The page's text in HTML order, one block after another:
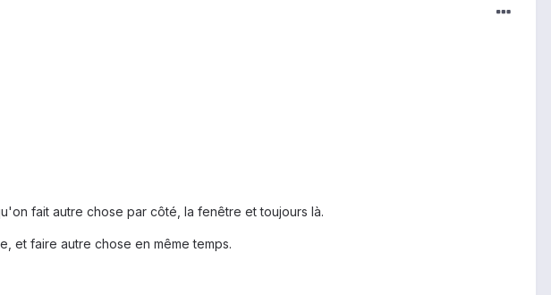
fait autre chose par côté, la fenêtre et toujours là.
et faire autre chose en même temps.